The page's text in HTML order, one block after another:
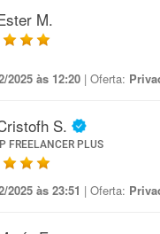
M.
2025 às 12:20 | Oferta:
S.
FREELANCER PLUS
2025 às 23:51 | Oferta: